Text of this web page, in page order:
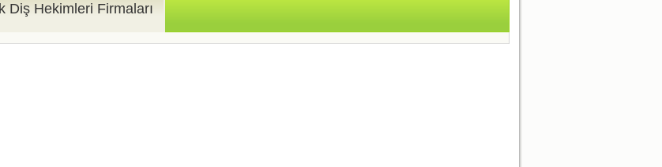
Diş Hekimleri Firmaları